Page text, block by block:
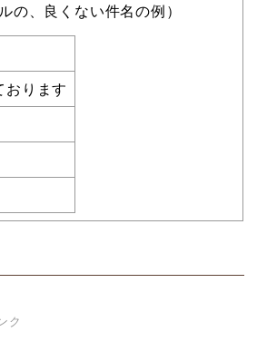
の、良くない件名の例）
おります
ク